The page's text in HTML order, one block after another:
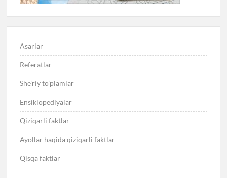
Asarlar
Referatlar
She’riy to’plamlar
Ensiklopediyalar
Qiziqarli faktlar
Ayollar haqida qiziqarli faktlar
Qisqa faktlar